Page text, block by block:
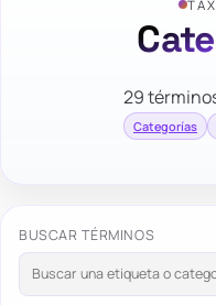
29
Categorías
BUSCAR TÉRMINOS